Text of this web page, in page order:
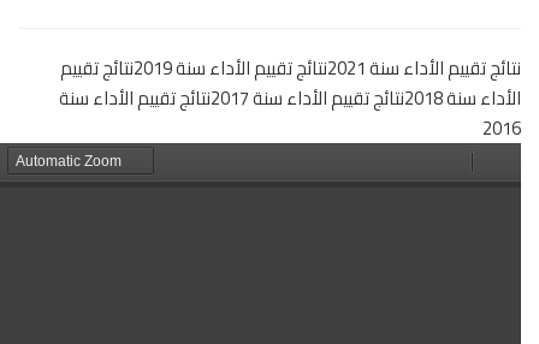
نتائج تقييم الأداء سنة 2021 نتائج تقييم الأداء سنة 2019
نتائج تقييم
الأداء سنة 2018
نتائج تقييم الأداء سنة 2017
نتائج تقييم الأداء سنة
2016